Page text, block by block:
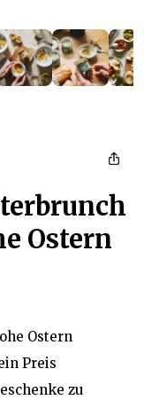
Ostern
Ostern
Preis
zu